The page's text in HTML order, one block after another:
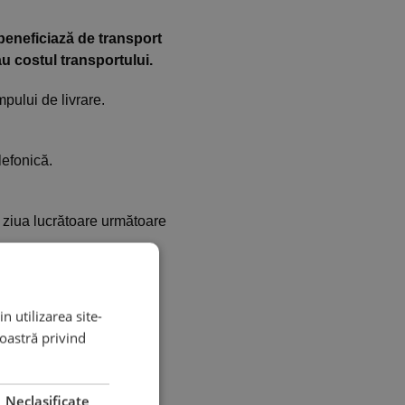
de transport
costul transportului.
de livrare.
lucrătoare următoare
utilizarea site-
privind
Neclasificate